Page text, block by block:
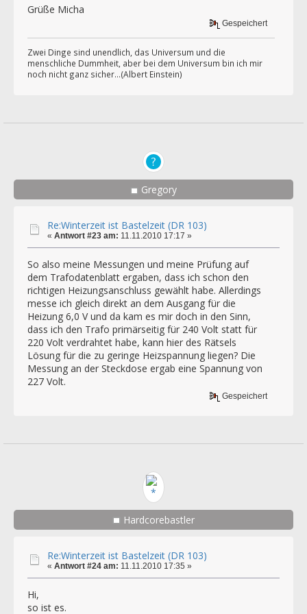
Grüße Micha
Gespeichert
Zwei Dinge sind unendlich, das Universum und die
menschliche Dummheit, aber bei dem Universum bin ich mir
noch nicht ganz sicher...(Albert Einstein)
Gregory
Re:Winterzeit ist Bastelzeit (DR 103)
« Antwort #23 am: 11.11.2010 17:17 »
So also meine Messungen und meine Prüfung auf
dem Trafodatenblatt ergaben, dass ich schon den
richtigen Heizungsanschluss gewählt habe. Allerdings
messe ich gleich direkt an dem Ausgang für die
Heizung 6,0 V und da kam es mir doch in den Sinn,
dass ich den Trafo primärseitig für 240 Volt statt für
220 Volt verdrahtet habe, kann hier des Rätsels
Lösung für die zu geringe Heizspannung liegen? Die
Messung an der Steckdose ergab eine Spannung von
227 Volt.
Gespeichert
Hardcorebastler
Re:Winterzeit ist Bastelzeit (DR 103)
« Antwort #24 am: 11.11.2010 17:35 »
Hi,
so ist es.